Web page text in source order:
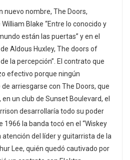
nuevo nombre, The Doors,
Blake “Entre lo conocido y
están las puertas” y en el
Aldous Huxley, The doors of
la percepción”. El contrato que
efectivo porque ningún
arriesgarse con The Doors, que
un club de Sunset Boulevard, el
desarrollaría todo su poder
1966 la banda tocó en el “Wiskey
atención del líder y guitarrista de la
Lee, quién quedó cautivado por